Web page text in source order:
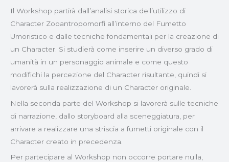
Il Workshop partirà dall’analisi storica dell’utilizzo di
Character Zooantropomorfi all’interno del Fumetto
Umoristico e dalle tecniche fondamentali per la creazione di
un Character. Si studierà come inserire un diverso grado di
umanità in un personaggio animale e come questo
modifichi la percezione del Character risultante, quindi si
lavorerà sulla realizzazione di un Character originale.
Nella seconda parte del Workshop si lavorerà sulle tecniche
di narrazione, dallo storyboard alla sceneggiatura, per
arrivare a realizzare una striscia a fumetti originale con il
Character creato in precedenza.
Per partecipare al Workshop non occorre portare nulla,